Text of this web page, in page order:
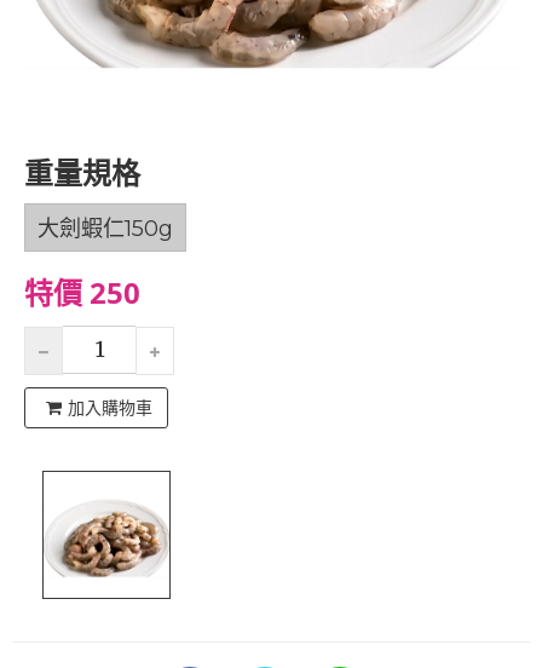
重量規格
大劍蝦仁150g
特價 250
加入購物車